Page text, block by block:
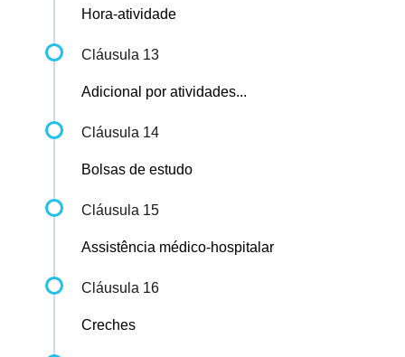
Hora-atividade
Cláusula 13
Adicional por atividades...
Cláusula 14
Bolsas de estudo
Cláusula 15
Assistência médico-hospitalar
Cláusula 16
Creches